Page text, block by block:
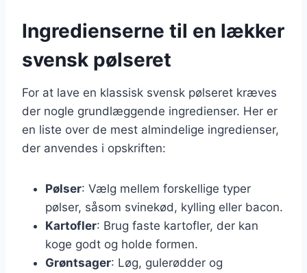
Ingredienserne til en lækker
svensk pølseret
For at lave en klassisk svensk pølseret kræves
der nogle grundlæggende ingredienser. Her er
en liste over de mest almindelige ingredienser,
der anvendes i opskriften:
Pølser: Vælg mellem forskellige typer
pølser, såsom svinekød, kylling eller bacon.
Kartofler: Brug faste kartofler, der kan
koge godt og holde formen.
Grøntsager: Løg, gulerødder og